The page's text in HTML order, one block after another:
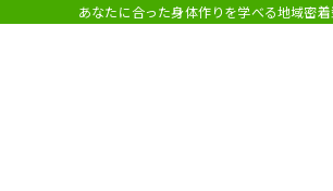
あなたに合った身体作りを学べる地域密